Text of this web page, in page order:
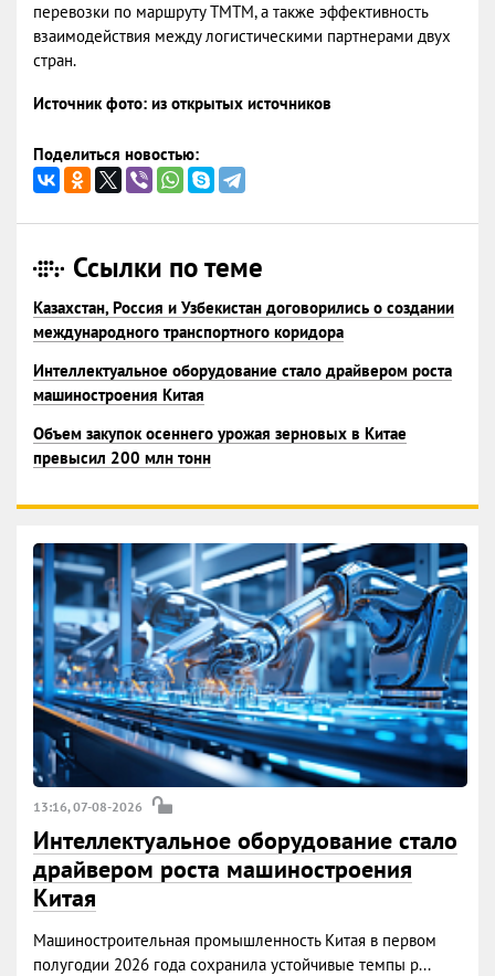
перевозки по маршруту ТМТМ, а также эффективность
взаимодействия между логистическими партнерами двух
стран.
Источник фото: из открытых источников
Поделиться новостью:
Ссылки по теме
Казахстан, Россия и Узбекистан договорились о создании
международного транспортного коридора
Интеллектуальное оборудование стало драйвером роста
машиностроения Китая
Объем закупок осеннего урожая зерновых в Китае
превысил 200 млн тонн
13:16, 07-08-2026
Интеллектуальное оборудование стало
драйвером роста машиностроения
Китая
Машиностроительная промышленность Китая в первом
полугодии 2026 года сохранила устойчивые темпы р...